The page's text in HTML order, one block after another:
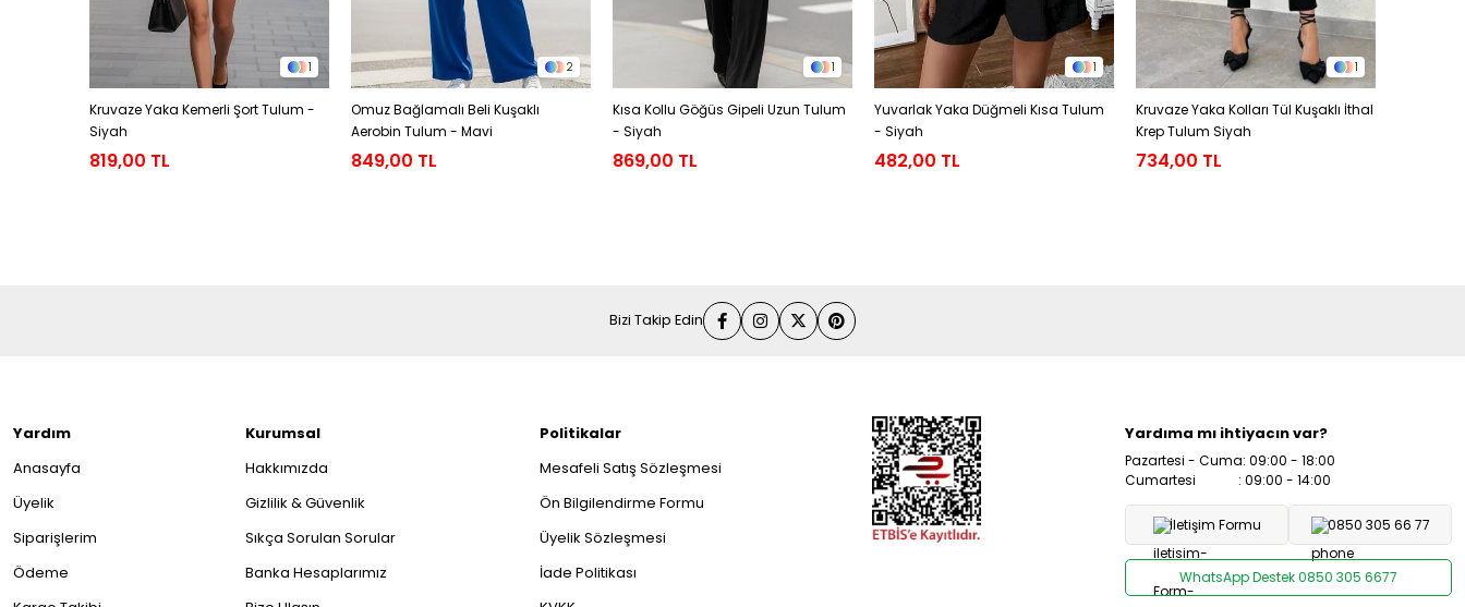
1
Kruvaze Yaka Kemerli Şort Tulum -
Siyah
819,00 TL
2
Omuz Bağlamalı Beli Kuşaklı
Aerobin Tulum - Mavi
849,00 TL
1
Kısa Kollu Göğüs Gipeli Uzun Tulum
- Siyah
869,00 TL
1
Yuvarlak Yaka Düğmeli Kısa Tulum
- Siyah
482,00 TL
1
Kruvaze Yaka Kolları Tül Kuşaklı İthal
Krep Tulum Siyah
734,00 TL
Bizi Takip Edin
Yardım
Anasayfa
Üyelik
Siparişlerim
Ödeme
Kurumsal
Hakkımızda
Gizlilik & Güvenlik
Sıkça Sorulan Sorular
Banka Hesaplarımız
Politikalar
Mesafeli Satış Sözleşmesi
Ön Bilgilendirme Formu
Üyelik Sözleşmesi
İade Politikası
Yardıma mı ihtiyacın var?
Pazartesi - Cuma: 09:00 - 18:00
Cumartesi : 09:00 - 14:00
İletişim Formu 0850 305 66 77
WhatsApp Destek 0850 305 6677